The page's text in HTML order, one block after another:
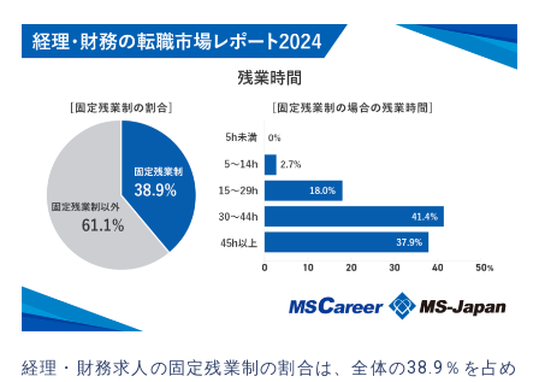
経理・財務求人の固定残業制の割合は、全体の38.9％を占め